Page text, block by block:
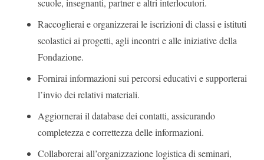
scuole, insegnanti, partner e altri interlocutori.
Raccoglierai e organizzerai le iscrizioni di classi e istituti
scolastici ai progetti, agli incontri e alle iniziative della
Fondazione.
Fornirai informazioni sui percorsi educativi e supporterai
l’invio dei relativi materiali.
Aggiornerai il database dei contatti, assicurando
completezza e correttezza delle informazioni.
Collaborerai all’organizzazione logistica di seminari,